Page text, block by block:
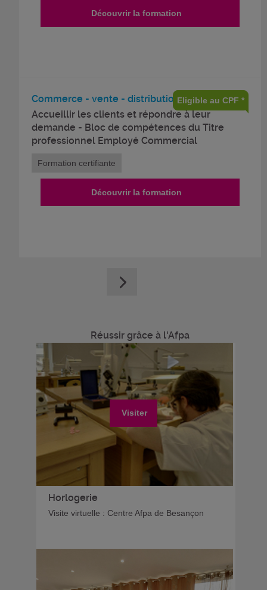
Découvrir la formation
Commerce - vente - distribution
Accueillir les clients et répondre à leur
demande - Bloc de compétences du Titre
professionnel Employé Commercial
Eligible au CPF *
Formation certifiante
Découvrir la formation
Réussir grâce à l'Afpa
Visiter
Horlogerie
Visite virtuelle : Centre Afpa de Besançon